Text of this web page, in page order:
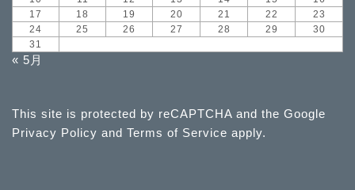
17
18 19 20 21 22
23
24
25 26 27 28 29
30
31
« 5月
This site is protected by reCAPTCHA and the Google
Privacy Policy and Terms of Service apply.